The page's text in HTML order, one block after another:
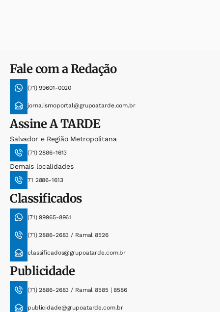
Fale com a Redação
(71) 99601-0020
jornalismoportal@grupoatarde.com.br
AssineA TARDE
Salvador e Região Metropolitana
(71) 2886-1613
Demais localidades
71 2886-1613
Classificados
(71) 99965-8961
(71) 2886-2683 / Ramal 8526
classificados@grupoatarde.com.br
Publicidade
(71) 2886-2683 / Ramal 8585 | 8586
publicidade@grupoatarde.com.br